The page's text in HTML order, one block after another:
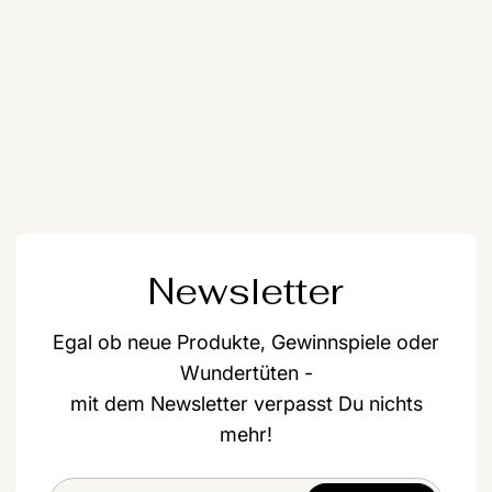
Newsletter
Egal ob neue Produkte, Gewinnspiele oder
Wundertüten -
mit dem Newsletter verpasst Du nichts
mehr!